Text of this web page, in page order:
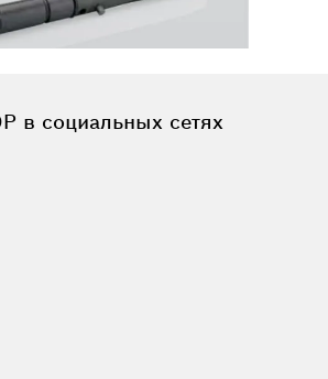
в социальных сетях